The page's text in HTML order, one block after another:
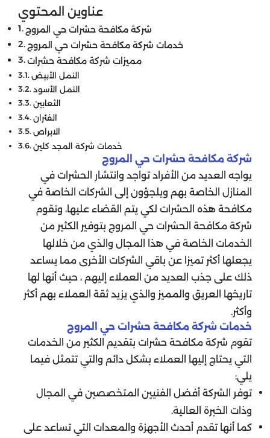
عناوين المحتوي
شركة مكافحة حشرات حي المروج
خدمات شركة مكافحة حشرات حي المروج
مميزات شركة مكافحة حشرات
خدمات شركة المجد كلين
شركة مكافحة حشرات حي المروج
يواجه العديد من الأفراد تواجد وانتشار الحشرات في
المنازل الخاصة بهم ويلجؤون إلى الشركات الخاصة في
مكافحة هذه الحشرات لكي يتم القضاء عليها، وتقوم
شركة مكافحة الحشرات حي المروج بتوفير الكثير من
الخدمات الخاصة في هذا المجال والذي من خلالها
يجعلها أكثر تميزا عن باقي الشركات الأخرى مما يساعد
ذلك على جذب العديد من العملاء إليهم ، حيث أنها لها
تاريخها العريق والمميز والذي يزيد ثقة العملاء بهم أكثر
وأكثر.
خدمات شركة مكافحة حشرات حي المروج
تقوم شركة مكافحة حشرات بتقديم الكثير من الخدمات
التي يحتاج إليها العملاء بشكل دائم والتي تتمثل فيما
يلي:
توفر الشركة أفضل الفنيين المتخصصين في المجال
وذات الخبرة العالية.
كما أنها تقدم أحدث الأجهزة والمعدات التي تساعد على